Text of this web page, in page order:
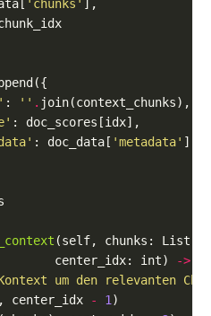
'chunks'
: '' .
: doc_data[ 'metadata'
center_idx: int)
->
um den relevanten
, center_idx - 1